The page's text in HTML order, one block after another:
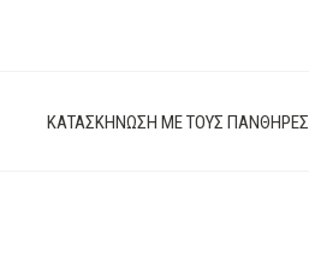
ΚΑΤΑΣΚΉΝΩΣΗ ΜΕ ΤΟΥΣ ΠΆΝΘΗΡΕΣ